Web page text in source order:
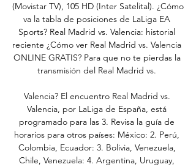
(Movistar TV), 105 HD (Inter Satelital). ¿Cómo
va la tabla de posiciones de LaLiga EA
Sports? Real Madrid vs. Valencia: historial
reciente ¿Cómo ver Real Madrid vs. Valencia
ONLINE GRATIS? Para que no te pierdas la
transmisión del Real Madrid vs.
Valencia? El encuentro Real Madrid vs.
Valencia, por LaLiga de España, está
programado para las 3. Revisa la guía de
horarios para otros países: México: 2. Perú,
Colombia, Ecuador: 3. Bolivia, Venezuela,
Chile, Venezuela: 4. Argentina, Uruguay,